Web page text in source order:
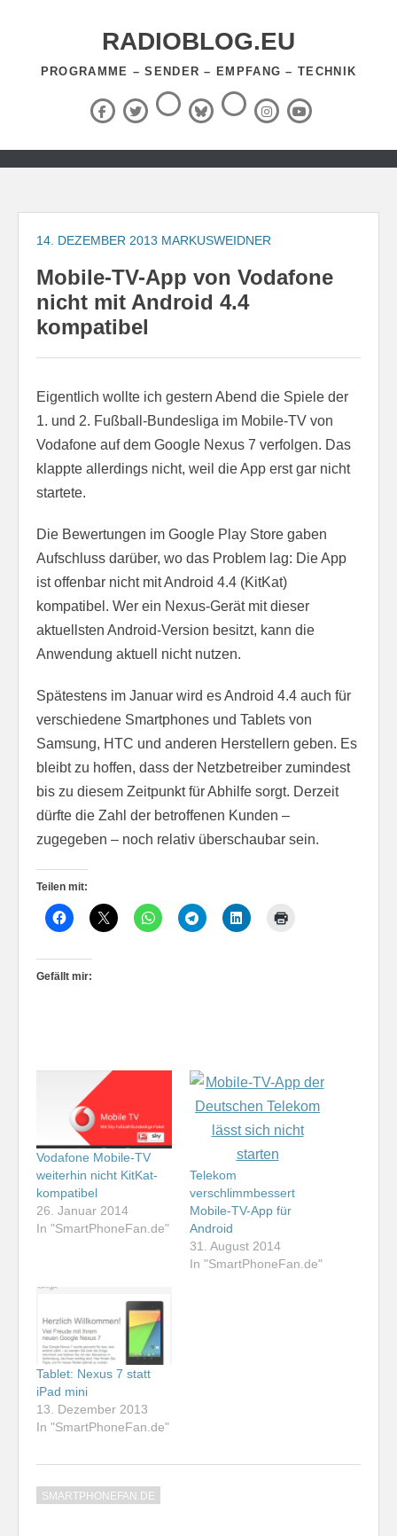
RADIOBLOG.EU
PROGRAMME – SENDER – EMPFANG – TECHNIK
Facebook
X
(Twitter)
ThreadsBlueSky
RSS-
Feed InstagramYouTube
Zum
springen
14. DEZEMBER 2013 MARKUSWEIDNER
Mobile-TV-App von Vodafone
nicht mit Android 4.4
kompatibel
Eigentlich wollte ich gestern Abend die Spiele der
1. und 2. Fußball-Bundesliga im Mobile-TV von
Vodafone auf dem Google Nexus 7 verfolgen. Das
klappte allerdings nicht, weil die App erst gar nicht
startete.
Die Bewertungen im Google Play Store gaben
Aufschluss darüber, wo das Problem lag: Die App
ist offenbar nicht mit Android 4.4 (KitKat)
kompatibel. Wer ein Nexus-Gerät mit dieser
aktuellsten Android-Version besitzt, kann die
Anwendung aktuell nicht nutzen.
Spätestens im Januar wird es Android 4.4 auch für
verschiedene Smartphones und Tablets von
Samsung, HTC und anderen Herstellern geben. Es
bleibt zu hoffen, dass der Netzbetreiber zumindest
bis zu diesem Zeitpunkt für Abhilfe sorgt. Derzeit
dürfte die Zahl der betroffenen Kunden –
zugegeben – noch relativ überschaubar sein.
Teilen mit:
Gefällt mir:
Vodafone Mobile-TV
weiterhin nicht KitKat-
kompatibel
26. Januar 2014
In "SmartPhoneFan.de"
Telekom
verschlimmbessert
Mobile-TV-App für
Android
31. August 2014
In "SmartPhoneFan.de"
Tablet: Nexus 7 statt
iPad mini
13. Dezember 2013
In "SmartPhoneFan.de"
SMARTPHONEFAN.DE